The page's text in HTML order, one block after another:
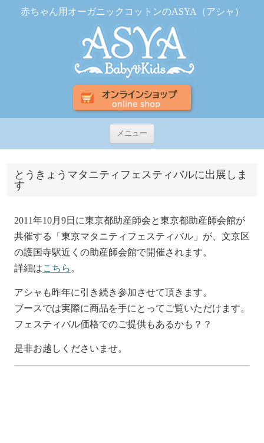
赤ちゃん用オーガニックコットンのASYA（アシャ）
メニュー
テ
へ
とうきょうマタニティフェスティバルに出展しま
す
2011年10月9日に東京都助産師会と東京都助産師会館が
共催する「東京マタニティフェスティバル」が、文京区
の護国寺駅近くの助産師会館で開催されます。
詳細はこちら 。
アシャも昨年に引き続き参加させて頂きます。
ブースでは実際に商品を手にとってご覧いただけます。
フェスティバル価格でのご提供もあるかも？？
是非お越しくださいませ。